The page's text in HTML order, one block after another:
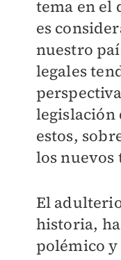
tema en el
es
nuestro
legales
legislación
estos,
los nuevos
El
historia,
polémico